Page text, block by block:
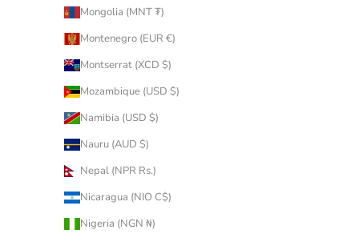
Mongolia (MNT ₮)
Montenegro (EUR €)
Montserrat (XCD $)
Mozambique (USD $)
Namibia (USD $)
Nauru (AUD $)
Nepal (NPR Rs.)
Nicaragua (NIO C$)
Nigeria (NGN ₦)